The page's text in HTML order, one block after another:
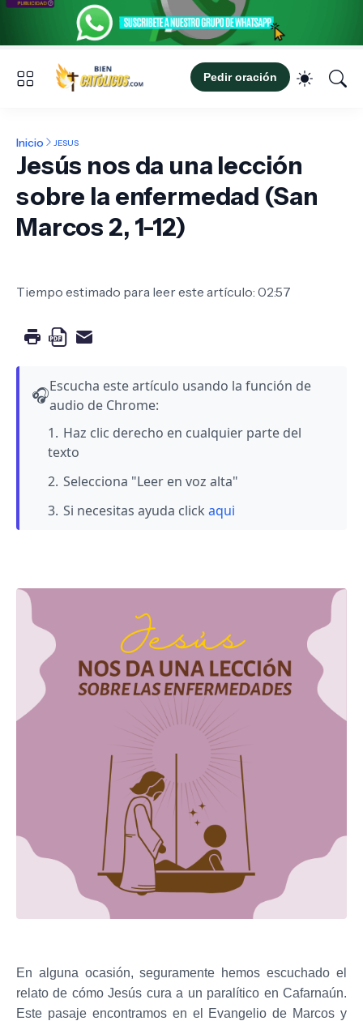
Pedir oración
Inicio JESUS
Jesús nos da una lección
sobre la enfermedad (San
Marcos 2, 1-12)
Tiempo estimado para leer este artículo: 02:57
🎧Escucha este artículo usando la función de
audio de Chrome:
Haz clic derecho en cualquier parte del
texto
Selecciona "Leer en voz alta"
Si necesitas ayuda click aqui
En alguna ocasión, seguramente hemos escuchado el
relato de cómo Jesús cura a un paralítico en Cafarnaún.
Este pasaje encontramos en el Evangelio de Marcos y